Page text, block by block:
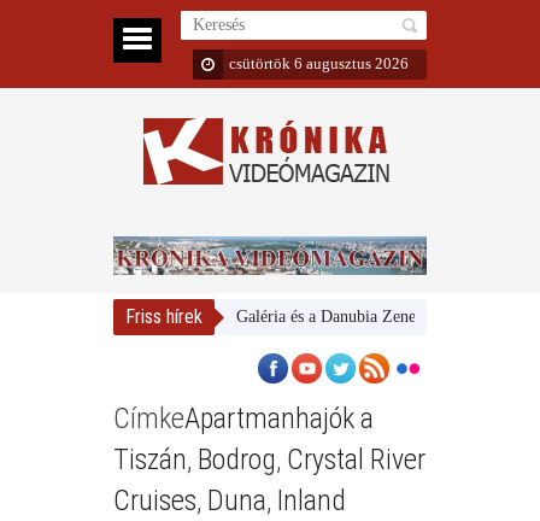
csütörtök 6 augusztus 2026
Friss hírek
Magyar Nemzeti Galéria és a Danubia Zenekar
CímkeApartmanhajók a
Tiszán, Bodrog, Crystal River
Cruises, Duna, Inland